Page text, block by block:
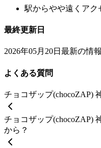
駅からやや遠くアク
最終更新日
2026年05月20日 最新の情
よくある質問
チョコザップ(chocoZAP)
チョコザップ(chocoZAP)
から？